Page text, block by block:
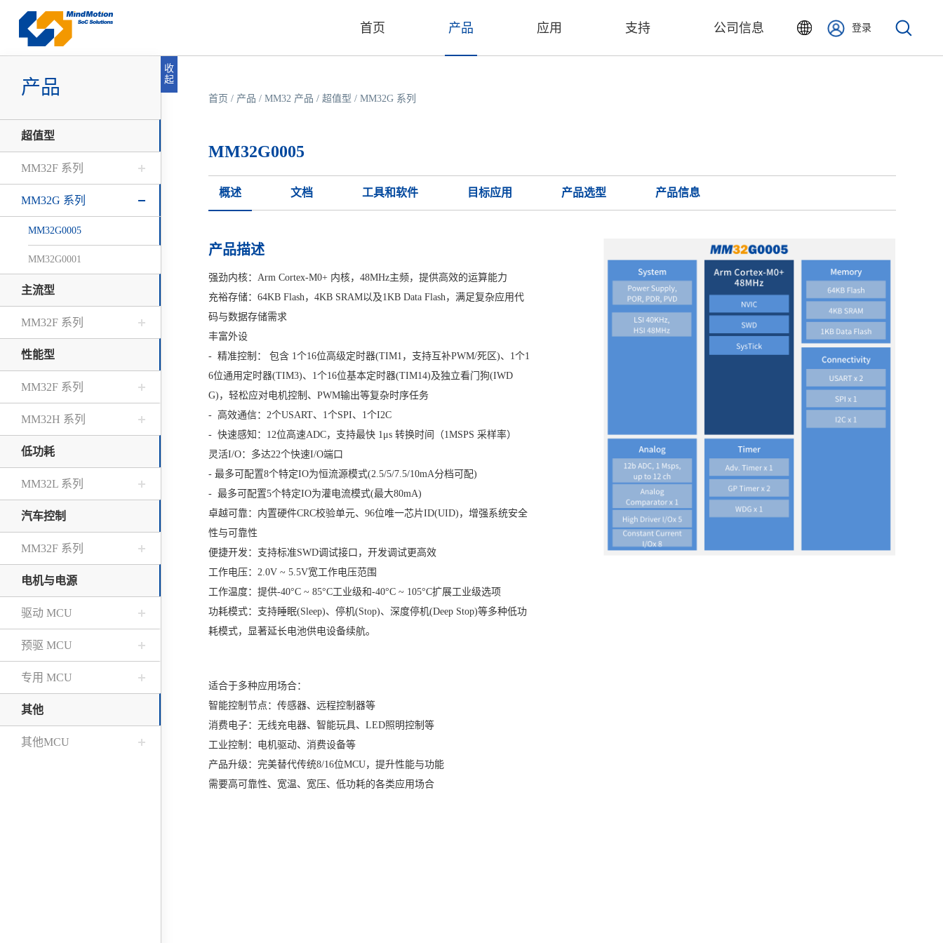
首页 产品 应用 支持 公司信息 登录
收
起
产品
超值型
MM32F 系列
MM32G 系列
MM32G0005
MM32G0001
主流型
MM32F 系列
性能型
MM32F 系列
MM32H 系列
低功耗
MM32L 系列
汽车控制
MM32F 系列
电机与电源
驱动 MCU
预驱 MCU
专用 MCU
其他
其他MCU
首页 / 产品 /MM32 产品 /超值型 /MM32G 系列
MM32G0005
概述 文档 工具和软件 目标应用 产品选型 产品信息
产品描述
强劲内核：Arm Cortex-M0+ 内核，48MHz主频，提供高效的运算能力
充裕存储：64KB Flash，4KB SRAM以及1KB Data Flash，满足复杂应用代
码与数据存储需求
丰富外设
- 精准控制： 包含 1个16位高级定时器(TIM1，支持互补PWM/死区)、1个1
6位通用定时器(TIM3)、1个16位基本定时器(TIM14)及独立看门狗(IWD
G)，轻松应对电机控制、PWM输出等复杂时序任务
- 高效通信：2个USART、1个SPI、1个I2C
- 快速感知：12位高速ADC，支持最快 1μs 转换时间（1MSPS 采样率）
灵活I/O：多达22个快速I/O端口
- 最多可配置8个特定IO为恒流源模式(2.5/5/7.5/10mA分档可配)
- 最多可配置5个特定IO为灌电流模式(最大80mA)
卓越可靠：内置硬件CRC校验单元、96位唯一芯片ID(UID)，增强系统安全
性与可靠性
便捷开发：支持标准SWD调试接口，开发调试更高效
工作电压：2.0V ~ 5.5V宽工作电压范围
工作温度：提供-40°C ~ 85°C工业级和-40°C ~ 105°C扩展工业级选项
功耗模式：支持睡眠(Sleep)、停机(Stop)、深度停机(Deep Stop)等多种低功
耗模式，显著延长电池供电设备续航。
适合于多种应用场合：
智能控制节点：传感器、远程控制器等
消费电子：无线充电器、智能玩具、LED照明控制等
工业控制：电机驱动、消费设备等
产品升级：完美替代传统8/16位MCU，提升性能与功能
需要高可靠性、宽温、宽压、低功耗的各类应用场合